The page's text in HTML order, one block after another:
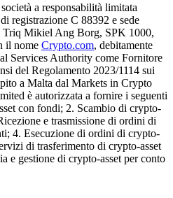
a responsabilità limitata
registrazione C 88392 e sede
Triq Mikiel Ang Borg, SPK 1000,
il nome Crypto.com, debitamente
Services Authority come Fornitore
del Regolamento 2023/1114 sui
a Malta dal Markets in Crypto
è autorizzata a fornire i seguenti
con fondi; 2. Scambio di crypto-
e trasmissione di ordini di
4. Esecuzione di ordini di crypto-
di trasferimento di crypto-asset
e gestione di crypto-asset per conto